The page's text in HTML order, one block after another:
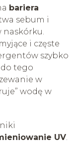
bariera
sebum i
naskórku.
i częste
szybko
do tego
w
wodę w
UV.